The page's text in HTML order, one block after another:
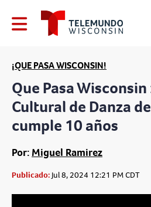
¡QUE PASA WISCONSIN!
Que Pasa
Cultural de Danza
cumple 10 años
Por: Miguel Ramirez
Publicado:Jul 8, 2024 12:21 PM CDT